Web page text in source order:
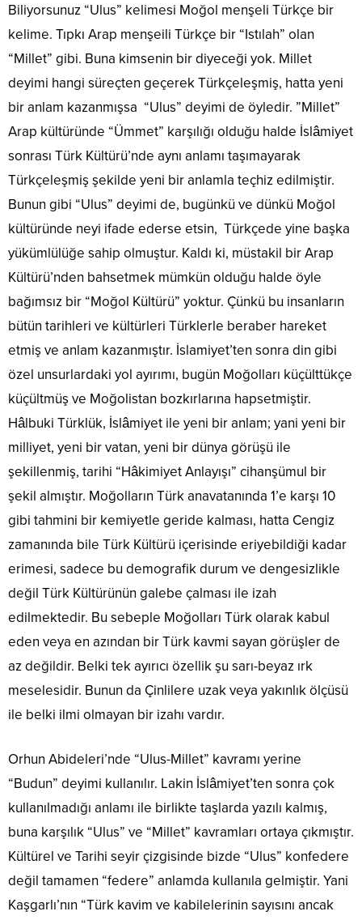
Biliyorsunuz “Ulus” kelimesi Moğol menşeli Türkçe bir
kelime. Tıpkı Arap menşeili Türkçe bir “Istılah” olan
“Millet” gibi. Buna kimsenin bir diyeceği yok. Millet
deyimi hangi süreçten geçerek Türkçeleşmiş, hatta yeni
bir anlam kazanmışsa “Ulus” deyimi de öyledir. ”Millet”
Arap kültüründe “Ümmet” karşılığı olduğu halde İslâmiyet
sonrası Türk Kültürü’nde aynı anlamı taşımayarak
Türkçeleşmiş şekilde yeni bir anlamla teçhiz edilmiştir.
Bunun gibi “Ulus” deyimi de, bugünkü ve dünkü Moğol
kültüründe neyi ifade ederse etsin, Türkçede yine başka
yükümlülüğe sahip olmuştur. Kaldı ki, müstakil bir Arap
Kültürü’nden bahsetmek mümkün olduğu halde öyle
bağımsız bir “Moğol Kültürü” yoktur. Çünkü bu insanların
bütün tarihleri ve kültürleri Türklerle beraber hareket
etmiş ve anlam kazanmıştır. İslamiyet’ten sonra din gibi
özel unsurlardaki yol ayırımı, bugün Moğolları küçülttükçe
küçültmüş ve Moğolistan bozkırlarına hapsetmiştir.
Hâlbuki Türklük, İslâmiyet ile yeni bir anlam; yani yeni bir
milliyet, yeni bir vatan, yeni bir dünya görüşü ile
şekillenmiş, tarihi “Hâkimiyet Anlayışı” cihanşümul bir
şekil almıştır. Moğolların Türk anavatanında 1’e karşı 10
gibi tahmini bir kemiyetle geride kalması, hatta Cengiz
zamanında bile Türk Kültürü içerisinde eriyebildiği kadar
erimesi, sadece bu demografik durum ve dengesizlikle
değil Türk Kültürünün galebe çalması ile izah
edilmektedir. Bu sebeple Moğolları Türk olarak kabul
eden veya en azından bir Türk kavmi sayan görüşler de
az değildir. Belki tek ayırıcı özellik şu sarı-beyaz ırk
meselesidir. Bunun da Çinlilere uzak veya yakınlık ölçüsü
ile belki ilmi olmayan bir izahı vardır.
Orhun Abideleri’nde “Ulus-Millet” kavramı yerine
“Budun” deyimi kullanılır. Lakin İslâmiyet’ten sonra çok
kullanılmadığı anlamı ile birlikte taşlarda yazılı kalmış,
buna karşılık “Ulus” ve “Millet” kavramları ortaya çıkmıştır.
Kültürel ve Tarihi seyir çizgisinde bizde “Ulus” konfedere
değil tamamen “federe” anlamda kullanıla gelmiştir. Yani
Kaşgarlı’nın “Türk kavim ve kabilelerinin sayısını ancak